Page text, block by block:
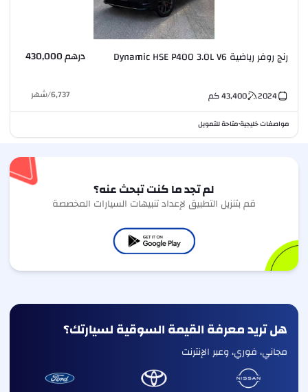
رنج روفر رياضية Dynamic HSE P400 3.0L V6 درهم 430,000
2024
43,400كم 6,737
/شهر
مواصفات خليجية•متاحة للتمويل
لم تجد ما كنت تبحث عنه؟
قم بتنزيل التطبيق لإعداد تنبيهات السيارات المخصصة
هل تريد معرفة القيمة السوقية لسيارتك؟
مجاني، فوري، وعبر الإنترنت